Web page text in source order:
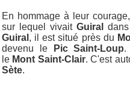
En hommage à leur
sur lequel vivait Guiral
Guiral , il est situé près du
devenu le
Pic Saint-Loup.
le Mont Saint-Clair. C'est
Sète.